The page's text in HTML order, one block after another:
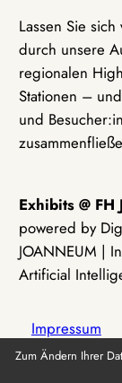
Lassen Sie
durch unsere
regionalen
Stationen –
und
Exhibits @ FH
powered by
JOANNEUM |
Artificial
Impressum
Zum Ändern Ihrer